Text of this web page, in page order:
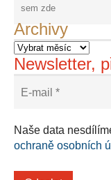
Archivy
Newsletter,
Naše data
ochraně osobních